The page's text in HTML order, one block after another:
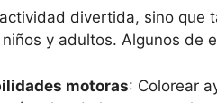
divertida, sino que
y adultos. Algunos de
motoras: Colorear